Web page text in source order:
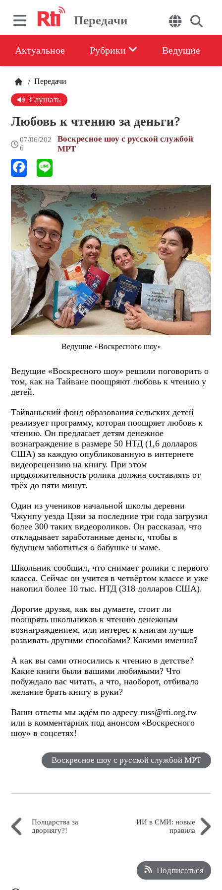
Передачи
Актуальное Рубрики Ведущие
/ Передачи
Слушать
Любовь к чтению за деньги?
07/06/202
6
Воскресное шоу с русской службой
МРТ
Ведущие «Воскресного шоу»
Ведущие «Воскресного шоу» решили поговорить о
том, как на Тайване поощряют любовь к чтению у
детей.
Тайваньский фонд образования сельских детей
реализует программу, которая поощряет любовь к
чтению. Он предлагает детям денежное
вознаграждение в размере 50 НТД (1,6 долларов
США) за каждую опубликованную в интернете
видеорецензию на книгу. При этом
продолжительность ролика должна составлять от
трёх до пяти минут.
Один из учеников начальной школы деревни
Чжунпу уезда Цзяи за последние три года загрузил
более 300 таких видеороликов. Он рассказал, что
откладывает заработанные деньги, чтобы в
будущем заботиться о бабушке и маме.
Школьник сообщил, что снимает ролики с первого
класса. Сейчас он учится в четвёртом классе и уже
накопил более 10 тыс. НТД (318 долларов США).
Дорогие друзья, как вы думаете, стоит ли
поощрять школьников к чтению денежным
вознаграждением, или интерес к книгам лучше
развивать другими способами? Какими именно?
А как вы сами относились к чтению в детстве?
Какие книги были вашими любимыми? Что
побуждало вас читать, а что, наоборот, отбивало
желание брать книгу в руки?
Ваши ответы мы ждём по адресу russ@rti.org.tw
или в комментариях под анонсом «Воскресного
шоу» в соцсетях!
Воскресное шоу с русской службой МРТ
Полцарства за
дворнягу?!
ИИ в СМИ: новые
правила
Подписаться